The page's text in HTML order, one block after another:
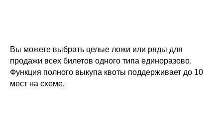
Вы можете выбрать целые ложи или ряды для
продажи всех билетов одного типа единоразово.
Функция полного выкупа квоты поддерживает до 10
мест на схеме.